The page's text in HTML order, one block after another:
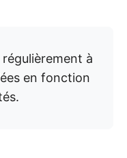
à
en fonction